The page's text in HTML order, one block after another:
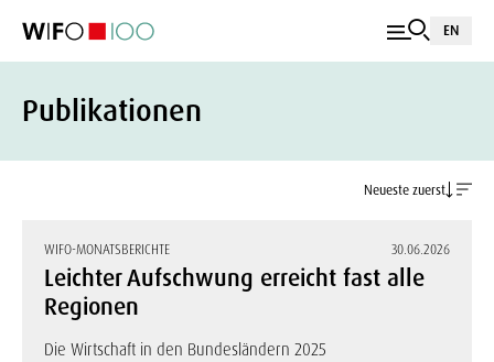
EN
Publikationen
Neueste zuerst
WIFO-MONATSBERICHTE 30.06.2026
Leichter Aufschwung erreicht fast alle
Regionen
Die Wirtschaft in den Bundesländern 2025